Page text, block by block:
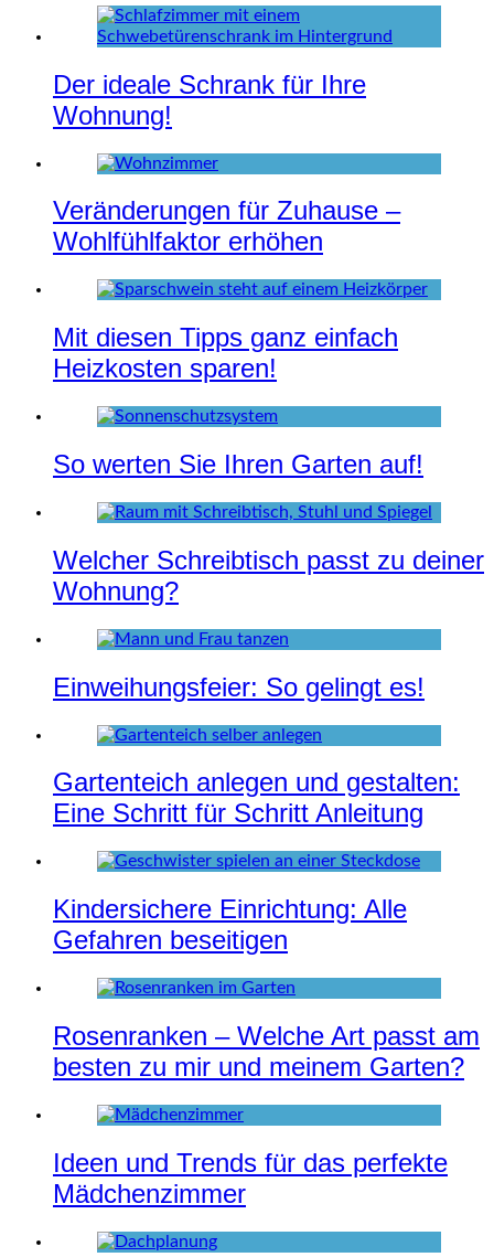
Der ideale Schrank für Ihre
Wohnung!
Veränderungen für Zuhause –
Wohlfühlfaktor erhöhen
Mit diesen Tipps ganz einfach
Heizkosten sparen!
So werten Sie Ihren Garten auf!
Welcher Schreibtisch passt zu deiner
Wohnung?
Einweihungsfeier: So gelingt es!
Gartenteich anlegen und gestalten:
Eine Schritt für Schritt Anleitung
Kindersichere Einrichtung: Alle
Gefahren beseitigen
Rosenranken – Welche Art passt am
besten zu mir und meinem Garten?
Ideen und Trends für das perfekte
Mädchenzimmer